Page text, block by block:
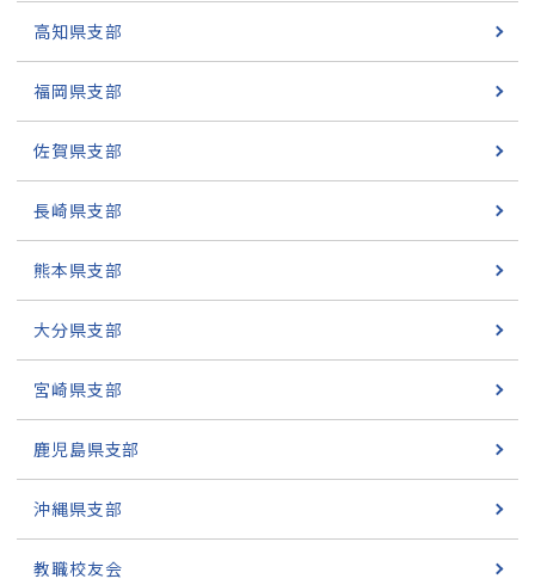
高知県支部
福岡県支部
佐賀県支部
長崎県支部
熊本県支部
大分県支部
宮崎県支部
鹿児島県支部
沖縄県支部
教職校友会